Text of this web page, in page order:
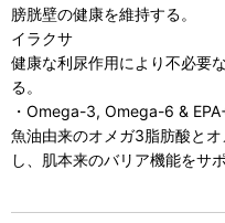
膀胱壁の健康を維持する。
イラクサ
健康な利尿作用により不必要
る。
・Omega-3, Omega-6 &
魚油由来のオメガ3脂肪酸と
し、肌本来のバリア機能をサポ